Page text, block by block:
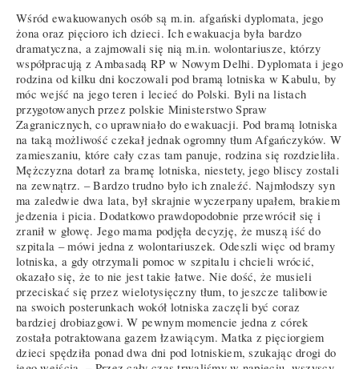
Wśród ewakuowanych osób są m.in. afgański dyplomata, jego
żona oraz pięcioro ich dzieci. Ich ewakuacja była bardzo
dramatyczna, a zajmowali się nią m.in. wolontariusze, którzy
współpracują z Ambasadą RP w Nowym Delhi. Dyplomata i jego
rodzina od kilku dni koczowali pod bramą lotniska w Kabulu, by
móc wejść na jego teren i lecieć do Polski. Byli na listach
przygotowanych przez polskie Ministerstwo Spraw
Zagranicznych, co uprawniało do ewakuacji. Pod bramą lotniska
na taką możliwość czekał jednak ogromny tłum Afgańczyków. W
zamieszaniu, które cały czas tam panuje, rodzina się rozdzieliła.
Mężczyzna dotarł za bramę lotniska, niestety, jego bliscy zostali
na zewnątrz. – Bardzo trudno było ich znaleźć. Najmłodszy syn
ma zaledwie dwa lata, był skrajnie wyczerpany upałem, brakiem
jedzenia i picia. Dodatkowo prawdopodobnie przewrócił się i
zranił w głowę. Jego mama podjęła decyzję, że muszą iść do
szpitala – mówi jedna z wolontariuszek. Odeszli więc od bramy
lotniska, a gdy otrzymali pomoc w szpitalu i chcieli wrócić,
okazało się, że to nie jest takie łatwe. Nie dość, że musieli
przeciskać się przez wielotysięczny tłum, to jeszcze talibowie
na swoich posterunkach wokół lotniska zaczęli być coraz
bardziej drobiazgowi. W pewnym momencie jedna z córek
została potraktowana gazem łzawiącym. Matka z pięciorgiem
dzieci spędziła ponad dwa dni pod lotniskiem, szukając drogi do